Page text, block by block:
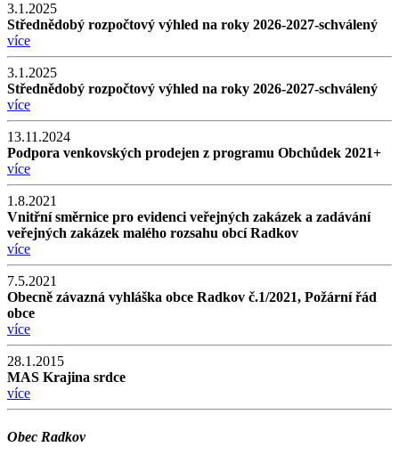
3.1.2025
Střednědobý rozpočtový výhled na roky 2026-2027-schválený
více
3.1.2025
Střednědobý rozpočtový výhled na roky 2026-2027-schválený
více
13.11.2024
Podpora venkovských prodejen z programu Obchůdek 2021+
více
1.8.2021
Vnitřní směrnice pro evidenci veřejných zakázek a zadávání
veřejných zakázek malého rozsahu obcí Radkov
více
7.5.2021
Obecně závazná vyhláška obce Radkov č.1/2021, Požární řád
obce
více
28.1.2015
MAS Krajina srdce
více
Obec Radkov